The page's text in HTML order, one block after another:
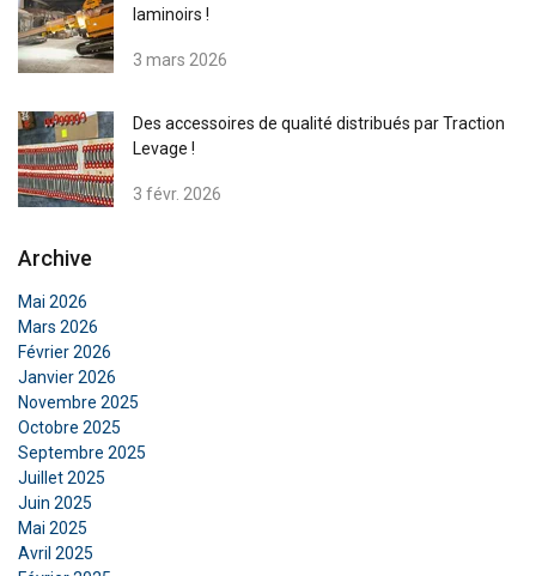
laminoirs !
3 mars 2026
Des accessoires de qualité distribués par Traction
Levage !
3 févr. 2026
Archive
Mai 2026
Mars 2026
Février 2026
Janvier 2026
Novembre 2025
Octobre 2025
Septembre 2025
Juillet 2025
Juin 2025
Mai 2025
Avril 2025